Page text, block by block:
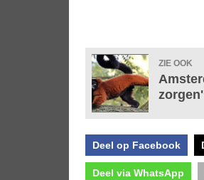
ZIE OOK
zorgen'
Deel op Facebook
Deel via WhatsApp